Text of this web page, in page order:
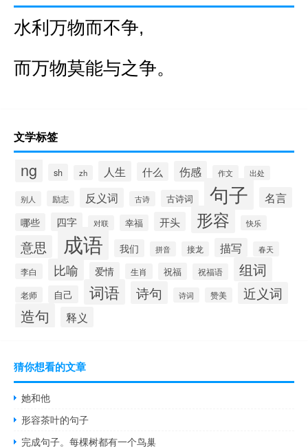
水利万物而不争,
而万物莫能与之争。
文学标签
ng sh zh 人生 什么 伤感 作文 出处
别人 励志 反义词 古诗 古诗词 句子 名言
哪些 四字 对联 幸福 开头 形容 快乐
意思 成语 我们 拼音 接龙 描写 春天
李白 比喻 爱情 生肖 祝福 祝福语 组词
老师 自己 词语 诗句 诗词 赞美 近义词
造句 释义
猜你想看的文章
她和他
形容茶叶的句子
完成句子。每棵树都有一个鸟巢